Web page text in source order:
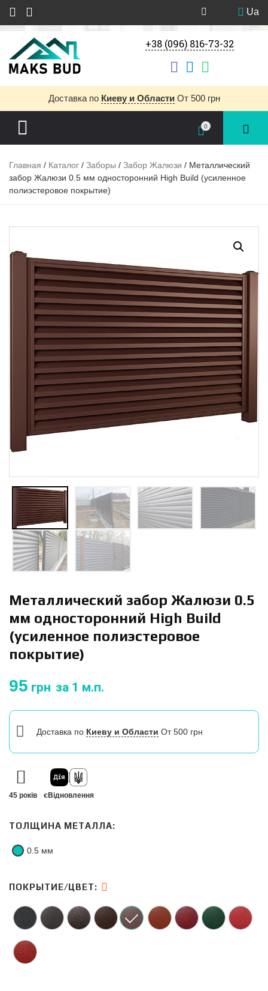
Ua
+38 (096) 816-73-32
Доставка по Киеву и Области От 500 грн
0
Главная / Каталог / Заборы / Забор Жалюзи / Металлический
забор Жалюзи 0.5 мм односторонний High Build (усиленное
полиэстеровое покрытие)
Металлический забор Жалюзи 0.5
мм односторонний High Build
(усиленное полиэстеровое
покрытие)
95 грн за 1 м.п.
Доставка по Киеву и Области От 500 грн
45 років єВідновлення
ТОЛЩИНА МЕТАЛЛА:
0.5 мм
ПОКРЫТИЕ/ЦВЕТ: